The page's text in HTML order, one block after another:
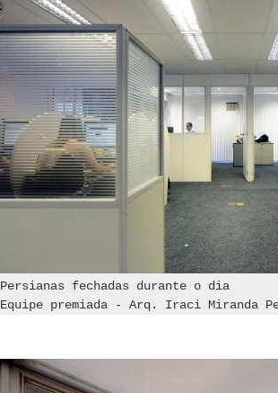
Persianas fechadas durante o dia
Equipe premiada - Arq. Iraci Miranda